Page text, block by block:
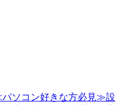
ソコン好きな方必見≫設